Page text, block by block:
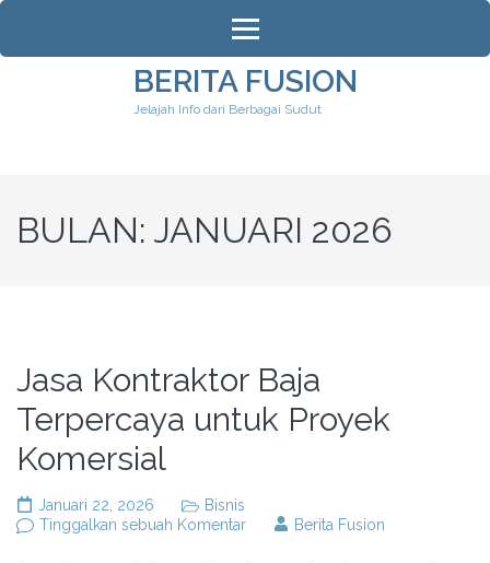
Lompat
konten
BERITA FUSION
Jelajah Info dari Berbagai Sudut
BULAN: JANUARI 2026
Jasa Kontraktor Baja
Terpercaya untuk Proyek
Komersial
Januari 22, 2026
Bisnis
Tinggalkan sebuah Komentarpada
Berita Fusion